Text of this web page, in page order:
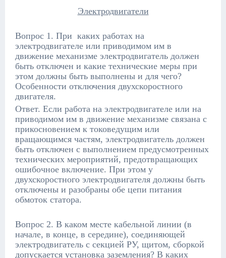
Электродвигатели
Вопрос 1. При каких работах на
электродвигателе или приводимом им в
движение механизме электродвигатель должен
быть отключен и какие технические меры при
этом должны быть выполнены и для чего?
Особенности отключения двухскоростного
двигателя.
Ответ. Если работа на электродвигателе или на
приводимом им в движение механизме связана с
прикосновением к токоведущим или
вращающимся частям, электродвигатель должен
быть отключен с выполнением предусмотренных
технических мероприятий, предотвращающих
ошибочное включение. При этом у
двухскоростного электродвигателя должны быть
отключены и разобраны обе цепи питания
обмоток статора.
Вопрос 2. В каком месте кабельной линии (в
начале, в конце, в середине), соединяющей
электродвигатель с секцией РУ, щитом, сборкой
допускается установка заземления? В каких